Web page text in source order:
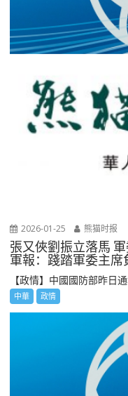
2026-01-25 熊猫时报
張又俠劉振立落馬
軍報：踐踏軍委主席
【政情】中國國防部昨日
中華 政情